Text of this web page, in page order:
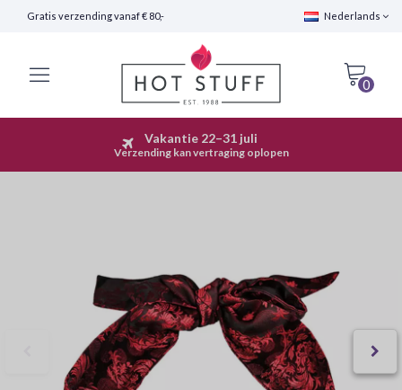
Gratis verzending vanaf € 80,- Nederlands
0
Snelle Verzending (24 uur)